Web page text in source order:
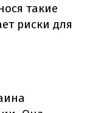
такие
риски для